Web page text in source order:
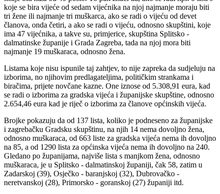
koje se bira vijeće od sedam vijećnika na njoj najmanje moraju biti
tri žene ili najmanje tri muškarca, ako se radi o vijeću od devet
članova, onda četiri, a ako se radi o vijeću, odnosno skupštini, koje
ima 47 vijećnika, a takve su, primjerice, skupština Splitsko -
dalmatinske županije i Grada Zagreba, tada na njoj mora biti
najmanje 19 muškaraca, odnosno žena.
Listama koje nisu ispunile taj zahtjev, to nije zapreka da sudjeluju na
izborima, no njihovim predlagateljima, političkim strankama i
biračima, prijete novčane kazne. One iznose od 5.308,91 eura, kad
se radi o izborima za gradska vijeća i županijske skupštine, odnosno
2.654,46 eura kad je riječ o izborima za članove općinskih vijeća.
Brojke pokazuju da od 137 lista, koliko je podneseno za županijske
i zagrebačku Gradsku skupštinu, na njih 14 nema dovoljno žena,
odnosno muškaraca, od 663 liste za gradska vijeća nema ih dovoljno
na 85, a od 1290 lista za općinska vijeća nema ih dovoljno na 240.
Gledano po županijama, najviše lista s manjkom žena, odnosno
muškaraca, je u Splitsko - dalmatinskoj županiji, čak 58, zatim u
Zadarskoj (39), Osječko - baranjskoj (32), Dubrovačko -
neretvanskoj (28), Primorsko - goranskoj (27) županiji itd.